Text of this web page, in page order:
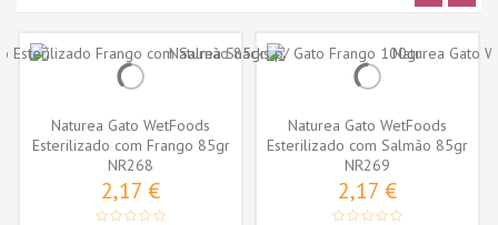
Naturea Gato WetFoods
Esterilizado com Frango 85gr
NR268
2,17 €
Naturea Gato WetFoods
Esterilizado com Salmão 85gr
NR269
2,17 €